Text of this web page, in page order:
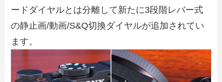
ードダイヤルとは分離して新たに3段階レバー式
の静止画/動画/S&Q切換ダイヤルが追加されてい
ます。